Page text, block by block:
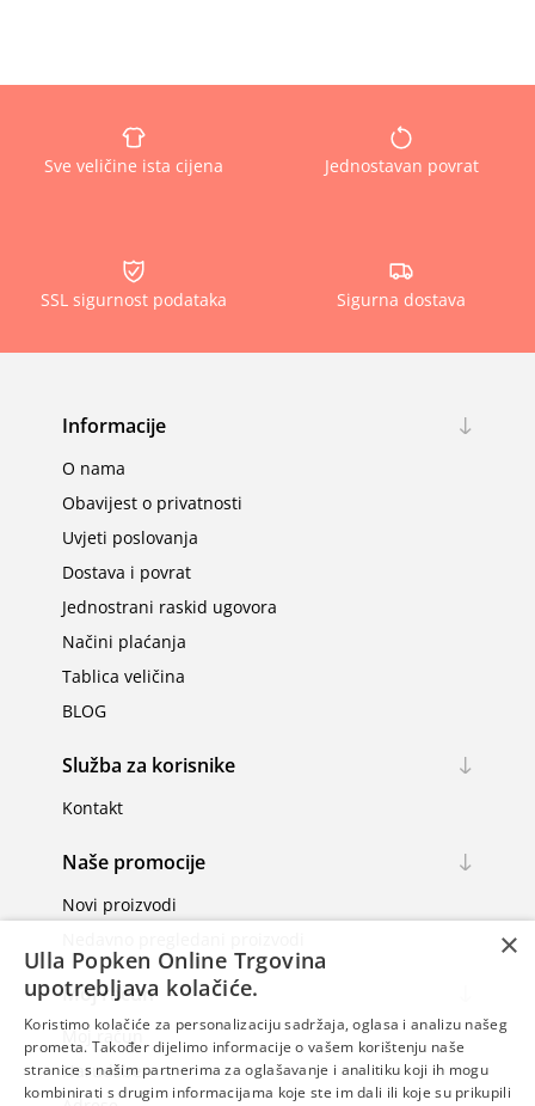
Sve veličine ista cijena Jednostavan povrat
SSL sigurnost podataka Sigurna dostava
Informacije
O nama
Obavijest o privatnosti
Uvjeti poslovanja
Dostava i povrat
Jednostrani raskid ugovora
Načini plaćanja
Tablica veličina
BLOG
Služba za korisnike
Kontakt
Naše promocije
Novi proizvodi
Moj račun
Moj račun
Narudžbe
×
Ulla Popken Online Trgovina
upotrebljava kolačiće.
Koristimo kolačiće za personalizaciju sadržaja, oglasa i analizu našeg
prometa. Također dijelimo informacije o vašem korištenju naše
stranice s našim partnerima za oglašavanje i analitiku koji ih mogu
kombinirati s drugim informacijama koje ste im dali ili koje su prikupili